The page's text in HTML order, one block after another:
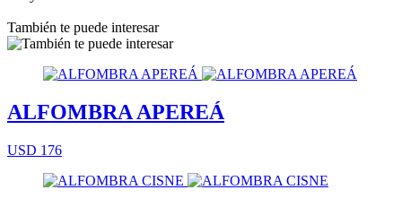
También te puede interesar
ALFOMBRA APEREÁ
USD 176